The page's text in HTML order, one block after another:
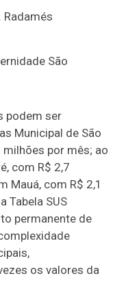
Radamés
São
podem ser
Municipal de São
milhões por mês; ao
com R$ 2,7
Mauá, com R$ 2,1
Tabela SUS
permanente de
os valores da